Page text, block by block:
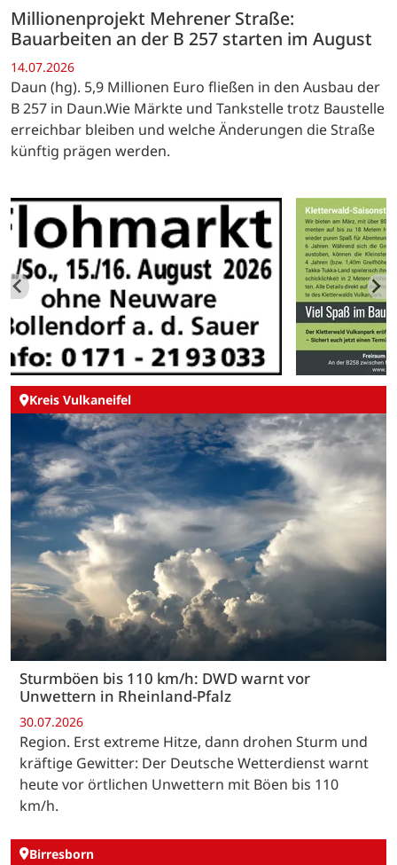
Millionenprojekt Mehrener Straße:
Bauarbeiten an der B 257 starten im August
14.07.2026
Daun (hg). 5,9 Millionen Euro fließen in den Ausbau der
B 257 in Daun.Wie Märkte und Tankstelle trotz Baustelle
erreichbar bleiben und welche Änderungen die Straße
künftig prägen werden.
Kreis Vulkaneifel
Sturmböen bis 110 km/h: DWD warnt vor
Unwettern in Rheinland-Pfalz
30.07.2026
Region. Erst extreme Hitze, dann drohen Sturm und
kräftige Gewitter: Der Deutsche Wetterdienst warnt
heute vor örtlichen Unwettern mit Böen bis 110
km/h.
Birresborn